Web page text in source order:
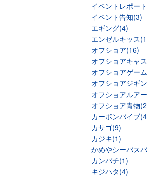
イベントレポー
イベント告知(3)
エギング(4)
エンゼルキッス
オフショア(16)
オフショアキャ
オフショアゲー
オフショアジギ
オフショアルア
オフショア青物
カーボンバイブ
カサゴ(9)
カジキ(1)
かめやシーバス
カンパチ(1)
キジハタ(4)